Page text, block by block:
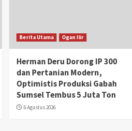
Berita Utama Ogan Ilir
Herman Deru Dorong IP 300
dan Pertanian Modern,
Optimistis Produksi Gabah
Sumsel Tembus 5 Juta Ton
6 Agustus 2026